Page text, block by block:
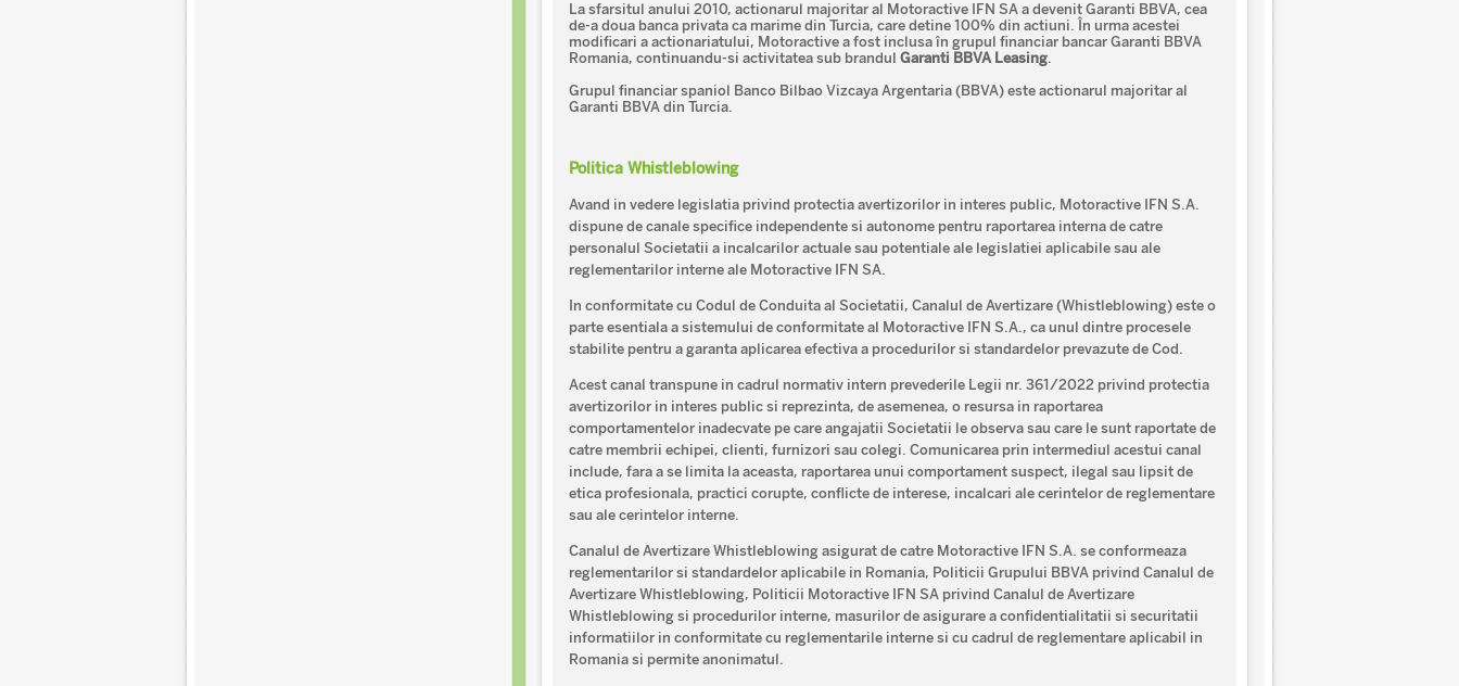
La sfarsitul anului 2010, actionarul majoritar al Motoractive IFN SA a devenit Garanti BBVA, cea
de-a doua banca privata ca marime din Turcia, care detine 100% din actiuni. În urma acestei
modificari a actionariatului, Motoractive a fost inclusa în grupul financiar bancar Garanti BBVA
Romania, continuandu-si activitatea sub brandul Garanti BBVA Leasing.
Grupul financiar spaniol Banco Bilbao Vizcaya Argentaria (BBVA) este actionarul majoritar al
Garanti BBVA din Turcia.
Politica Whistleblowing
Avand in vedere legislatia privind protectia avertizorilor in interes public, Motoractive IFN S.A.
dispune de canale specifice independente si autonome pentru raportarea interna de catre
personalul Societatii a incalcarilor actuale sau potentiale ale legislatiei aplicabile sau ale
reglementarilor interne ale Motoractive IFN SA.
In conformitate cu Codul de Conduita al Societatii, Canalul de Avertizare (Whistleblowing) este o
parte esentiala a sistemului de conformitate al Motoractive IFN S.A., ca unul dintre procesele
stabilite pentru a garanta aplicarea efectiva a procedurilor si standardelor prevazute de Cod.
Acest canal transpune in cadrul normativ intern prevederile Legii nr. 361/2022 privind protectia
avertizorilor in interes public si reprezinta, de asemenea, o resursa in raportarea
comportamentelor inadecvate pe care angajatii Societatii le observa sau care le sunt raportate de
catre membrii echipei, clienti, furnizori sau colegi. Comunicarea prin intermediul acestui canal
include, fara a se limita la aceasta, raportarea unui comportament suspect, ilegal sau lipsit de
etica profesionala, practici corupte, conflicte de interese, incalcari ale cerintelor de reglementare
sau ale cerintelor interne.
Canalul de Avertizare Whistleblowing asigurat de catre Motoractive IFN S.A. se conformeaza
reglementarilor si standardelor aplicabile in Romania, Politicii Grupului BBVA privind Canalul de
Avertizare Whistleblowing, Politicii Motoractive IFN SA privind Canalul de Avertizare
Whistleblowing si procedurilor interne, masurilor de asigurare a confidentialitatii si securitatii
informatiilor in conformitate cu reglementarile interne si cu cadrul de reglementare aplicabil in
Romania si permite anonimatul.